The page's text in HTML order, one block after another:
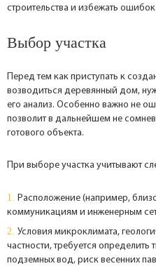
строительства и избежать ошибок.
Выбор участка
Перед тем как приступать к
возводиться деревянный дом,
его анализ. Особенно важно не
позволит в дальнейшем не
готового объекта.
При выборе участка учитывают
Расположение (например,
коммуникациям и инженерным
Условия микроклимата,
частности, требуется определить
подземных вод, риск весенних